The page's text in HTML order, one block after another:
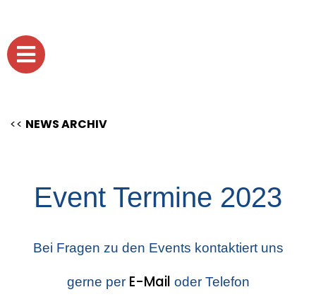
<< NEWS ARCHIV
Event Termine 2023
Bei Fragen zu den Events kontaktiert uns
gerne per E-Mail oder Telefon